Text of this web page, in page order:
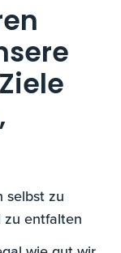
selbst zu
zu entfalten